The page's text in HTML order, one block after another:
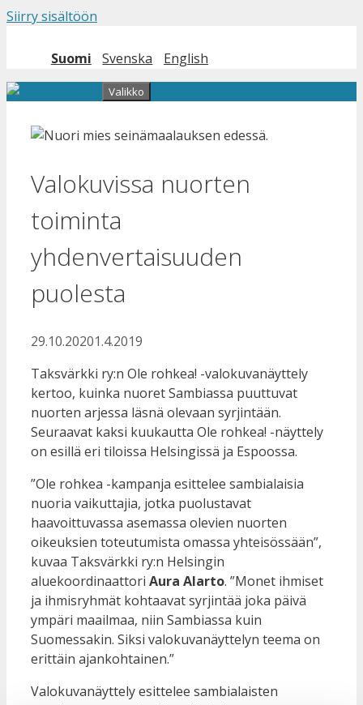
Siirry sisältöön
Suomi Svenska English
Valikko
Valokuvissa nuorten
toiminta
yhdenvertaisuuden
puolesta
29.10.20201.4.2019
Taksvärkki ry:n Ole rohkea! -valokuvanäyttely
kertoo, kuinka nuoret Sambiassa puuttuvat
nuorten arjessa läsnä olevaan syrjintään.
Seuraavat kaksi kuukautta Ole rohkea! -näyttely
on esillä eri tiloissa Helsingissä ja Espoossa.
”Ole rohkea -kampanja esittelee sambialaisia
nuoria vaikuttajia, jotka puolustavat
haavoittuvassa asemassa olevien nuorten
oikeuksien toteutumista omassa yhteisössään”,
kuvaa Taksvärkki ry:n Helsingin
aluekoordinaattori Aura Alarto. ”Monet ihmiset
ja ihmisryhmät kohtaavat syrjintää joka päivä
ympäri maailmaa, niin Sambiassa kuin
Suomessakin. Siksi valokuvanäyttelyn teema on
erittäin ajankohtainen.”
Valokuvanäyttely esittelee sambialaisten